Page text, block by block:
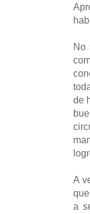
No
de
A
a